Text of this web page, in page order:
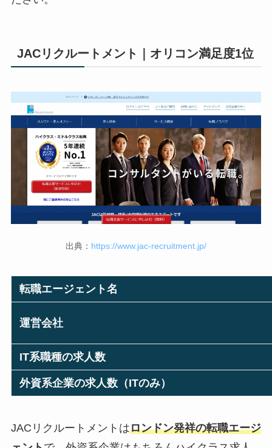
JACリクルートメント｜オリコン満足度1位
出典： https://www.jac-recruitment.jp/
転職エージェント名
運営会社
IT系職種の求人数
外資系企業の求人数（ITのみ）
JACリクルートメントはロンドン発祥の転職エージ